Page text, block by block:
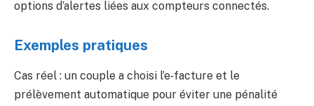
options d’alertes liées aux compteurs connectés.
Exemples pratiques
Cas réel : un couple a choisi l’e‑facture et le
prélèvement automatique pour éviter une pénalité